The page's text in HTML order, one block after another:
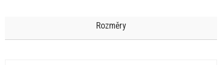
Rozměry